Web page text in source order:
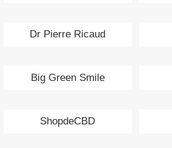
Dr Pierre Ricaud
Big Green Smile
ShopdeCBD